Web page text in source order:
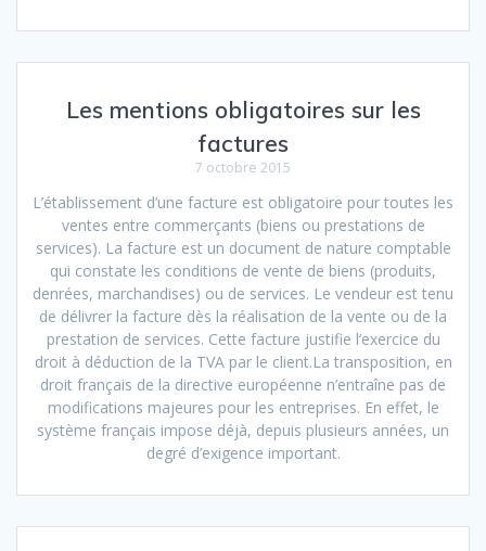
Les mentions obligatoires sur les
factures
7 octobre 2015
L’établissement d’une facture est obligatoire pour toutes les
ventes entre commerçants (biens ou prestations de
services). La facture est un document de nature comptable
qui constate les conditions de vente de biens (produits,
denrées, marchandises) ou de services. Le vendeur est tenu
de délivrer la facture dès la réalisation de la vente ou de la
prestation de services. Cette facture justifie l’exercice du
droit à déduction de la TVA par le client.La transposition, en
droit français de la directive européenne n’entraîne pas de
modifications majeures pour les entreprises. En effet, le
système français impose déjà, depuis plusieurs années, un
degré d’exigence important.